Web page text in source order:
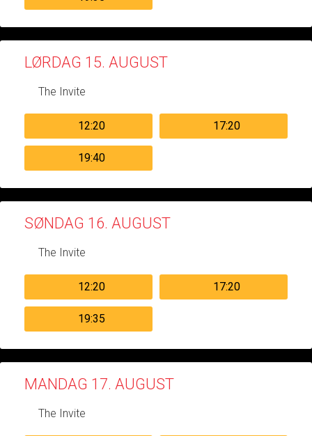
LØRDAG 15. AUGUST
The Invite
12:20 17:20
19:40
SØNDAG 16. AUGUST
The Invite
12:20 17:20
19:35
MANDAG 17. AUGUST
The Invite